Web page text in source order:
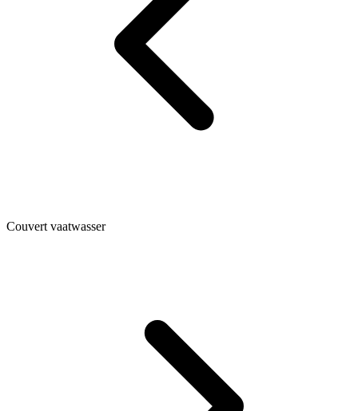
Couvert vaatwasser